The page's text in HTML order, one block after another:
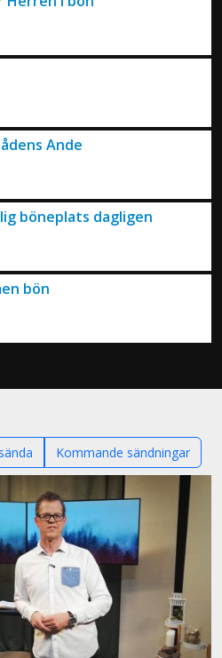
Ande
böneplats dagligen
bön
Kommande sändningar